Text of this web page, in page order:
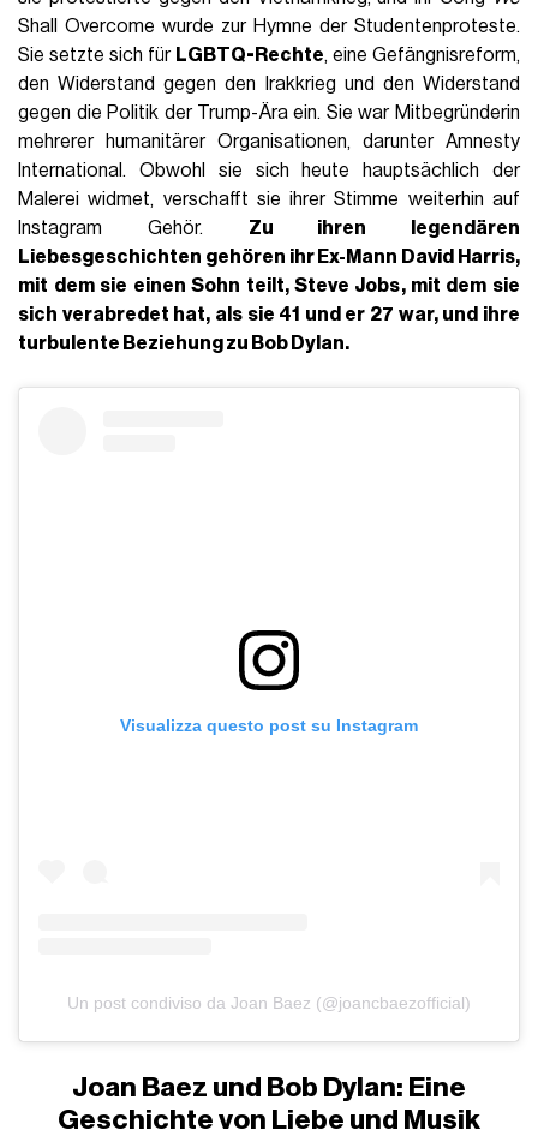
Shall Overcome wurde zur Hymne der Studentenproteste.
Sie setzte sich für LGBTQ-Rechte, eine Gefängnisreform,
den Widerstand gegen den Irakkrieg und den Widerstand
gegen die Politik der Trump-Ära ein. Sie war Mitbegründerin
mehrerer humanitärer Organisationen, darunter Amnesty
International. Obwohl sie sich heute hauptsächlich der
Malerei widmet, verschafft sie ihrer Stimme weiterhin auf
Instagram Gehör. Zu ihren legendären
Liebesgeschichten gehören ihr Ex-Mann David Harris,
mit dem sie einen Sohn teilt, Steve Jobs, mit dem sie
sich verabredet hat, als sie 41 und er 27 war, und ihre
turbulente Beziehung zu Bob Dylan.
Visualizza questo post su Instagram
Un post condiviso da Joan Baez (@joancbaezofficial)
Joan Baez und Bob Dylan: Eine
Geschichte von Liebe und Musik